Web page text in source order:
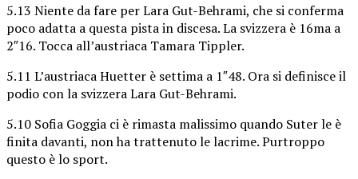
5.13 Niente da fare per Lara Gut-Behrami, che si conferma
poco adatta a questa pista in discesa. La svizzera è 16ma a
2″16. Tocca all’austriaca Tamara Tippler.
5.11 L’austriaca Huetter è settima a 1″48. Ora si definisce il
podio con la svizzera Lara Gut-Behrami.
5.10 Sofia Goggia ci è rimasta malissimo quando Suter le è
finita davanti, non ha trattenuto le lacrime. Purtroppo
questo è lo sport.